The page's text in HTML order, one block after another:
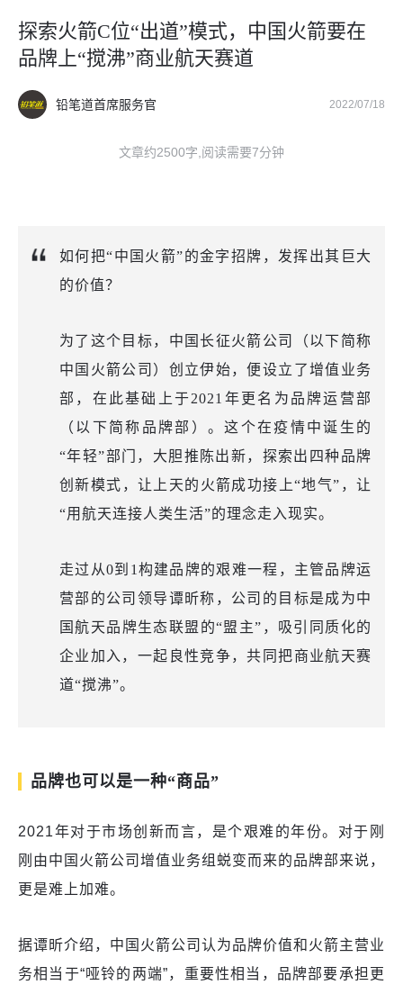
探索火箭C位“出道”模式，中国火箭要在
品牌上“搅沸”商业航天赛道
铅笔道首席服务官 2022/07/18
文章约2500字,阅读需要7分钟
如何把“中国火箭”的金字招牌，发挥出其巨大
的价值？
为了这个目标，中国长征火箭公司（以下简称
中国火箭公司）创立伊始，便设立了增值业务
部，在此基础上于2021年更名为品牌运营部
（以下简称品牌部）。这个在疫情中诞生的
“年轻”部门，大胆推陈出新，探索出四种品牌
创新模式，让上天的火箭成功接上“地气”，让
“用航天连接人类生活”的理念走入现实。
走过从0到1构建品牌的艰难一程，主管品牌运
营部的公司领导谭昕称，公司的目标是成为中
国航天品牌生态联盟的“盟主”，吸引同质化的
企业加入，一起良性竞争，共同把商业航天赛
道“搅沸”。
品牌也可以是一种“商品”
2021年对于市场创新而言，是个艰难的年份。对于刚
刚由中国火箭公司增值业务组蜕变而来的品牌部来说，
更是难上加难。
据谭昕介绍，中国火箭公司认为品牌价值和火箭主营业
务相当于“哑铃的两端”，重要性相当，品牌部要承担更